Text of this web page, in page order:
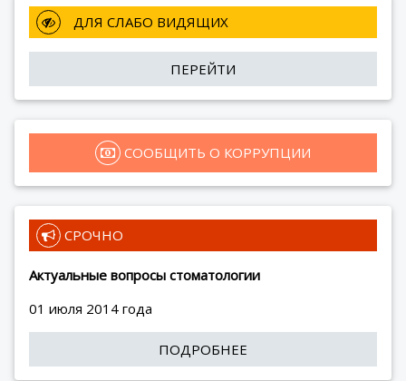
ДЛЯ СЛАБО ВИДЯЩИХ
ПЕРЕЙТИ
СООБЩИТЬ О КОРРУПЦИИ
СРОЧНО
Актуальные вопросы стоматологии
01 июля 2014 года
ПОДРОБНЕЕ